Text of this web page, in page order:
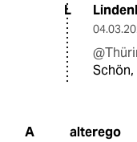
L
A alterego